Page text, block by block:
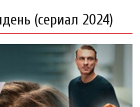
(сериал 2024)